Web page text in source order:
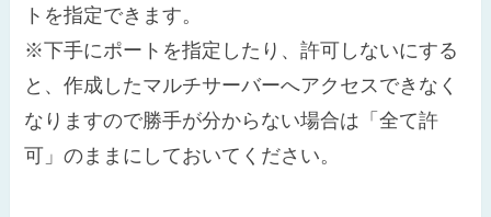
トを指定できます。
※下手にポートを指定したり、許可しないにする
と、作成したマルチサーバーへアクセスできなく
なりますので勝手が分からない場合は「全て許
可」のままにしておいてください。